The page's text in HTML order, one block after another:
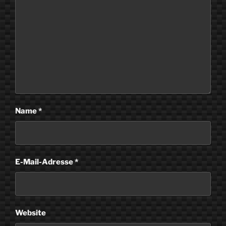
Name*
E-Mail-Adresse*
Website